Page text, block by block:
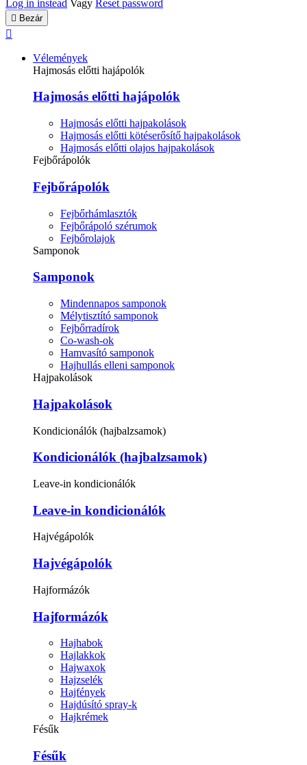
Log in instead Vagy Reset password
 Bezár

Vélemények
Hajmosás előtti hajápolók
Hajmosás előtti hajápolók
Hajmosás előtti hajpakolások
Hajmosás előtti kötéserősítő hajpakolások
Hajmosás előtti olajos hajpakolások
Fejbőrápolók
Fejbőrápolók
Fejbőrhámlasztók
Fejbőrápoló szérumok
Fejbőrolajok
Samponok
Samponok
Mindennapos samponok
Mélytisztító samponok
Fejbőrradírok
Co-wash-ok
Hamvasító samponok
Hajhullás elleni samponok
Hajpakolások
Hajpakolások
Kondicionálók (hajbalzsamok)
Kondicionálók (hajbalzsamok)
Leave-in kondicionálók
Leave-in kondicionálók
Hajvégápolók
Hajvégápolók
Hajformázók
Hajformázók
Hajhabok
Hajlakkok
Hajwaxok
Hajzselék
Hajfények
Hajdúsító spray-k
Hajkrémek
Fésűk
Fésűk